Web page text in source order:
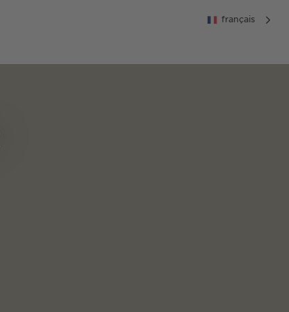
français